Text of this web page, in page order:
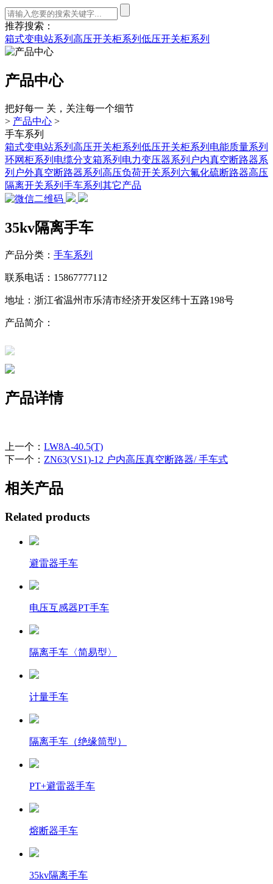
推荐搜索：
箱式变电站系列 高压开关柜系列 低压开关柜系列
产品中心
把好每一 关，关注每一个细节
> 产品中心 >
手车系列
箱式变电站系列 高压开关柜系列 低压开关柜系列 电能质量系列
环网柜系列 电缆分支箱系列 电力变压器系列 户内真空断路器系
列 户外真空断路器系列 高压负荷开关系列 六氟化硫断路器高压
隔离开关系列 手车系列 其它产品
35kv隔离手车
产品分类： 手车系列
联系电话：15867777112
地址：浙江省温州市乐清市经济开发区纬十五路198号
产品简介：
产品详情
上一个： LW8A-40.5(T)
下一个： ZN63(VS1)-12 户内高压真空断路器/ 手车式
相关产品
Related products
避雷器手车
电压互感器PT手车
隔离手车〈简易型〉
计量手车
隔离手车（绝缘筒型）
PT+避雷器手车
熔断器手车
35kv隔离手车